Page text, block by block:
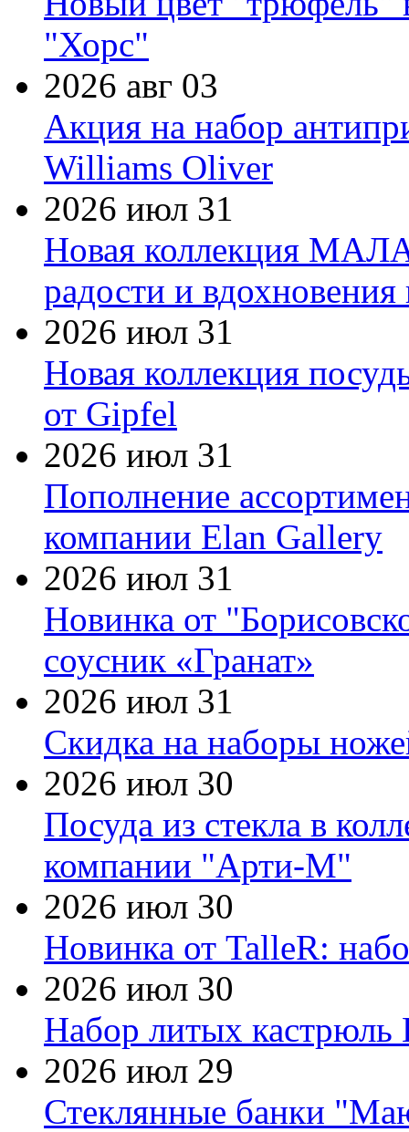
"Хорс"
2026 авг 03
Акция на набор
Williams Oliver
2026 июл 31
Новая коллекция
радости и
2026 июл 31
Новая коллекция
от Gipfel
2026 июл 31
Пополнение
компании Elan Gallery
2026 июл 31
Новинка от
соусник «Гранат»
2026 июл 31
Скидка на наборы
2026 июл 30
Посуда из стекла в
компании "Арти-М"
2026 июл 30
Новинка от TalleR:
2026 июл 30
Набор литых кастрюль
2026 июл 29
Стеклянные банки